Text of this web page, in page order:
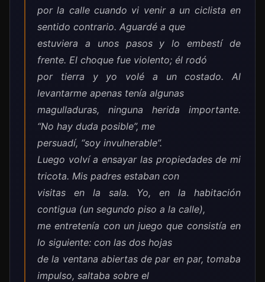
por la calle cuando vi venir a un ciclista en
sentido contrario. Aguardé a que
estuviera a unos pasos y lo embestí de
frente. El choque fue violento; él rodó
por tierra y yo volé a un costado. Al
levantarme apenas tenía algunas
magulladuras, ninguna herida importante.
“No hay duda posible”, me
persuadí, “soy invulnerable”.
Luego volví a ensayar las propiedades de mi
tricota. Mis padres estaban con
visitas en la sala. Yo, en la habitación
contigua (un segundo piso a la calle),
me entretenía con un juego que consistía en
lo siguiente: con las dos hojas
de la ventana abiertas de par en par, tomaba
impulso, saltaba sobre el